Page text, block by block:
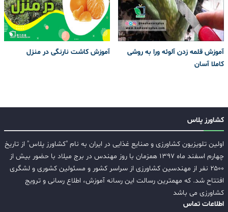
آموزش قلمه زدن آلوئه ورا به روشی
کاملا آسان
آموزش کاشت نارنگی در منزل
کشاورز پلاس
اولین تلویزیون کشاورزی و صنایع غذایی در ایران به نام "کشاورز پلاس" از تاریخ
چهارم اسفند ماه ۱۳۹۷ همزمان با روز مهندس در برج میلاد با حضور بیش از
۲۵۰۰ نفر از مهندسین کشاورزی از سراسر کشور و مسئولین کشوری و لشگری
افتتاح شد. که مهمترین رسالت این رسانه آموزش، اطلاع رسانی و ترویج
کشاورزی می باشد
اطلاعات تماس